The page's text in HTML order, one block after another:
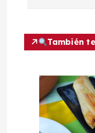
c
También